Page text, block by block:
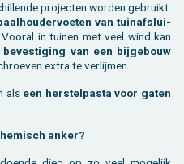
pro­jec­ten wor­den ge­bruikt.
van tuin­af­slui­
in tui­nen met veel wind kan
be­ves­ti­ging van een bij­ge­bouw
extra te ver­lij­men.
als een her­stel­pas­ta voor gaten
anker?